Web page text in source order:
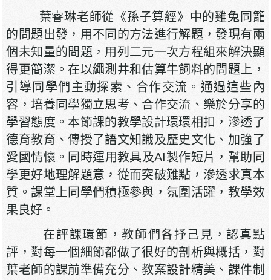
葉睿琳老師從《孫子算經》中的雞兔同籠
的問題出發，用不同的方法進行解題，發現有兩
個未知量的問題，用列二元一次方程組來解決顯
得更簡潔。在以繩測井和估算牛飼料的問題上，
引導同學們主動探索、合作交流。通過這些內
容，培養同學獨立思考、合作交流、樂於分享的
學習態度。本節課的教學設計環環相扣，滲透了
德育教育、傳授了語文知識及歷史文化、加強了
愛國情懷。同時運用教具及AI製作短片，幫助同
學更好地理解題意，從而突破難點，滲透求真本
質。課堂上同學們積極參與，氛圍活躍，教學效
果良好。
在評課環節，教師們各抒己見，認真點
評，對每一個細節都做了很好的剖析與概括，對
葉老師的課前準備充分、教案設計精美、課件制